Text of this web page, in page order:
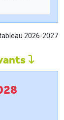
2026-2027